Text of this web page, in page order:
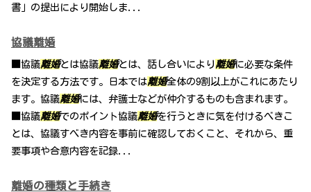
書」の提出により開始しま...
協議離婚
■協議離婚とは協議離婚とは、話し合いにより 離婚に必要な条件
を決定する方法です。日本では離婚全体の9割以上がこれにあたり
ます。協議離婚には、弁護士などが仲介するものも含まれます。
■協議離婚でのポイント協議離婚を行うときに気を付けるべきこ
とは、協議すべき内容を事前に確認しておくこと、それから、重
要事項や合意内容を記録...
離婚の種類と手続き